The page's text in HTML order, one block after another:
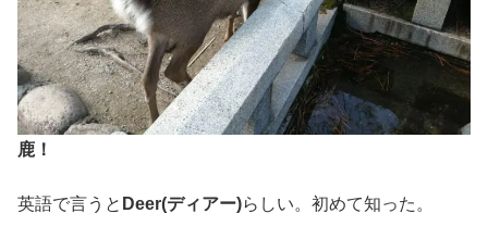
鹿！
英語で言うと Deer(ディアー)らしい。初めて知った。